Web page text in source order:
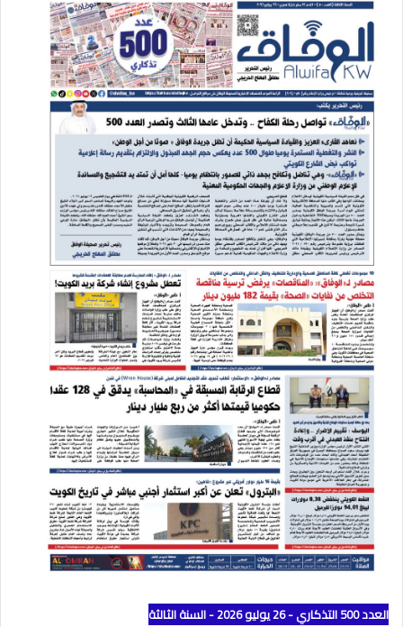
العدد 500 التذكاري - 26 يوليو 2026 - السنة الثالثة